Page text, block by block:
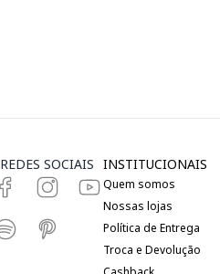
REDES SOCIAIS INSTITUCIONAIS
Quem somos
Nossas lojas
Política de Entrega
Troca e Devolução